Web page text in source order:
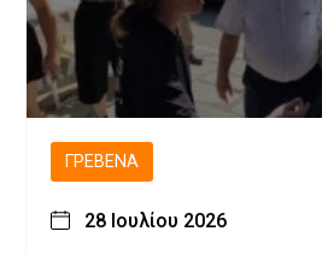
ΓΡΕΒΕΝΆ
28 Ιουλίου 2026